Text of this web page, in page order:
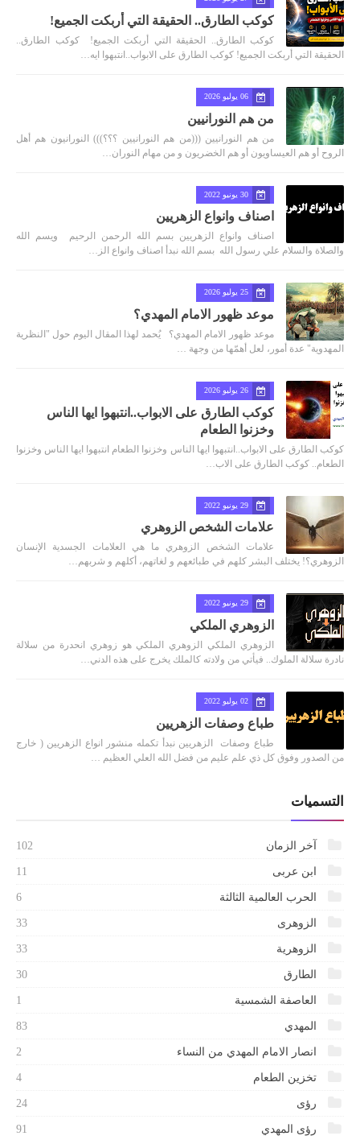
كوكب الطارق.. الحقيقة التي أربكت الجميع!
كوكب الطارق.. الحقيقة التي أربكت الجميع! كوكب الطارق..
الحقيقة التي أربكت الجميع! كوكب الطارق على الابواب..انتبهوا ايه…
06 يوليو 2026
من هم النورانيين
من هم النورانيين (((من هم النورانيين ؟؟؟))) النورانيون هم أهل
الروح أو هم العيساويون أو هم الخضريون و من مهام النوران…
30 يونيو 2022
اصناف وانواع الزهريين
اصناف وانواع الزهريين بسم الله الرحمن الرحيم ويسم الله
والصلاة والسلام علي رسول الله بسم الله نبدأ اصناف وانواع الز…
25 يوليو 2026
موعد ظهور الامام المهدي؟
موعد ظهور الامام المهدي؟ يُحمد لهذا المقال اليوم حول "النظرية
المهدوية" عدة أمور، لعل أهمّها من وجهة …
26 يوليو 2026
كوكب الطارق على الابواب..انتبهوا ايها الناس
وخزنوا الطعام
كوكب الطارق على الابواب..انتبهوا ايها الناس وخزنوا الطعام انتبهوا ايها الناس وخزنوا
الطعام.. كوكب الطارق على الاب…
29 يونيو 2022
علامات الشخص الزوهري
علامات الشخص الزوهري ما هي العلامات الجسدية الإنسان
الزوهري؟! يختلف البشر كلهم في طبائعهم و لغاتهم، أكلهم و شربهم…
29 يونيو 2022
الزوهري الملكي
الزوهري الملكي الزوهري الملكي هو زوهري انحدرة من سلالة
نادرة سلالة الملوك.. فيأتي من ولادته كالملك يخرج على هذه الدني…
02 يوليو 2022
طباع وصفات الزهريين
طباع وصفات الزهريين نبدأ تكمله منشور انواع الزهريين ( خارج
من الصدور وفوق كل ذي علم عليم من فضل الله العلي العظيم …
التسميات
آخر الزمان 102
ابن عربى 11
الحرب العالمية الثالثة 6
الزوهرى 33
الزوهرية 33
الطارق 30
العاصفة الشمسية 1
المهدي 83
انصار الامام المهدي من النساء 2
تخزين الطعام 4
رؤى 24
رؤى المهدي 91